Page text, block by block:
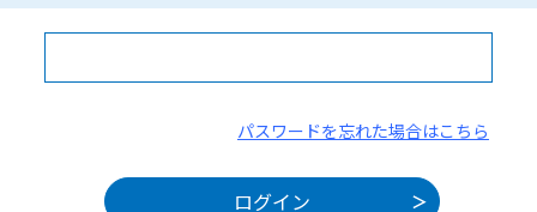
パスワードを忘れた場合はこちら